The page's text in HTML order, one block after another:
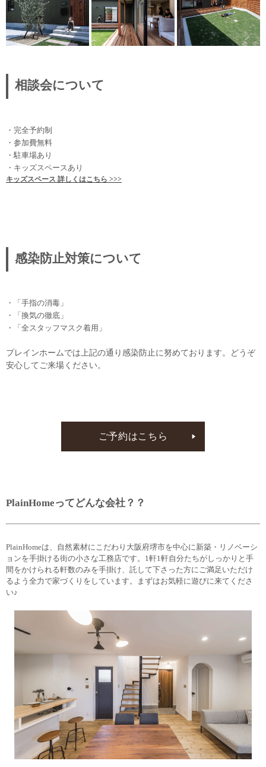
相談会について
・完全予約制
・参加費無料
・駐車場あり
・キッズスペースあり
キッズスペース 詳しくはこちら >>>
感染防止対策について
・「手指の消毒」
・「換気の徹底」
・「全スタッフマスク着用」
プレインホームでは上記の通り感染防止に努めております。どうぞ
安心してご来場ください。
ご予約はこちら
PlainHomeってどんな会社？？
PlainHomeは、自然素材にこだわり大阪府堺市を中心に新築・リノベーシ
ョンを手掛ける街の小さな工務店です。1軒1軒自分たちがしっかりと手
間をかけられる軒数のみを手掛け、託して下さった方にご満足いただけ
るよう全力で家づくりをしています。まずはお気軽に遊びに来てくださ
い♪